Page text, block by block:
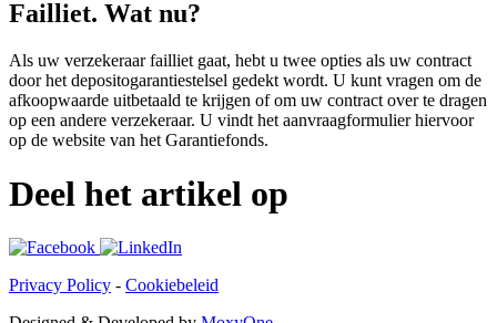
Failliet. Wat nu?
Als uw verzekeraar failliet gaat, hebt u twee opties als uw contract
door het depositogarantiestelsel gedekt wordt. U kunt vragen om de
afkoopwaarde uitbetaald te krijgen of om uw contract over te dragen
op een andere verzekeraar. U vindt het aanvraagformulier hiervoor
op de website van het Garantiefonds.
Deel het artikel op
Privacy Policy - Cookiebeleid